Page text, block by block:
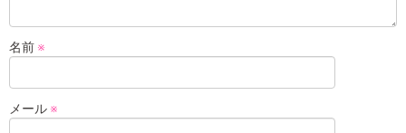
名前 ※
メール ※